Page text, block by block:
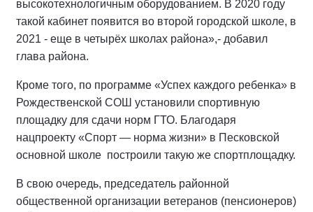
высокотехнологичным оборудованием. В 2020 году
такой кабинет появится во второй городской школе, в
2021 - еще в четырёх школах района»,- добавил
глава района.
Кроме того, по программе «Успех каждого ребенка» в
Рождественской СОШ установили спортивную
площадку для сдачи норм ГТО. Благодаря
нацпроекту «Спорт — норма жизни» в Песковской
основной школе построили такую же спортплощадку.
В свою очередь, председатель районной
общественной организации ветеранов (пенсионеров)